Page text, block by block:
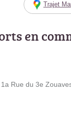
Trajet
en
Rue du 3e